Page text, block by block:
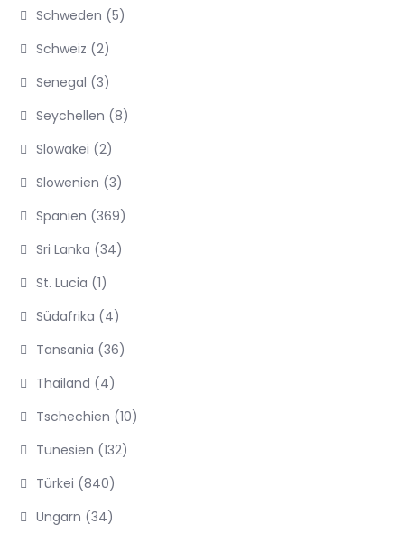
Schweden (5)
Schweiz (2)
Senegal (3)
Seychellen (8)
Slowakei (2)
Slowenien (3)
Spanien (369)
Sri Lanka (34)
St. Lucia (1)
Südafrika (4)
Tansania (36)
Thailand (4)
Tschechien (10)
Tunesien (132)
Türkei (840)
Ungarn (34)